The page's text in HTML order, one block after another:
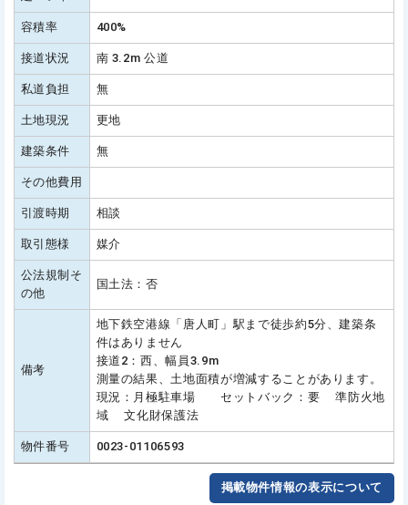
容積率 400%
接道状況 南 3.2m 公道
私道負担 無
土地現況 更地
建築条件 無
その他費用
引渡時期 相談
取引態様 媒介
公法規制そ
の他
国土法：否
備考
地下鉄空港線「唐人町」駅まで徒歩約5分、建築条
件はありません
接道2：西、幅員3.9m
測量の結果、土地面積が増減することがあります。
現況：月極駐車場 セットバック：要 準防火地
域 文化財保護法
物件番号 0023-01106593
掲載物件情報の表示について